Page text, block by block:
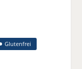
Glutenfrei